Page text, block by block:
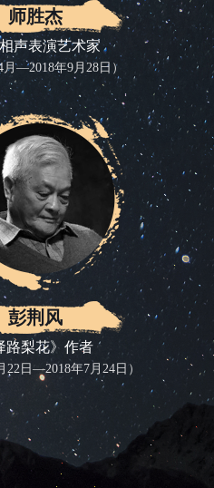
师胜杰
声表演艺术家
月—2018年9月28日）
彭荆风
路梨花》作者
22日—2018年7月24日）